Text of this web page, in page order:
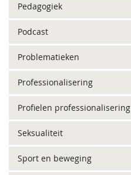
Pedagogiek
Podcast
Problematieken
Professionalisering
Profielen professionalisering
Seksualiteit
Sport en beweging